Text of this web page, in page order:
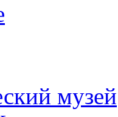
музей